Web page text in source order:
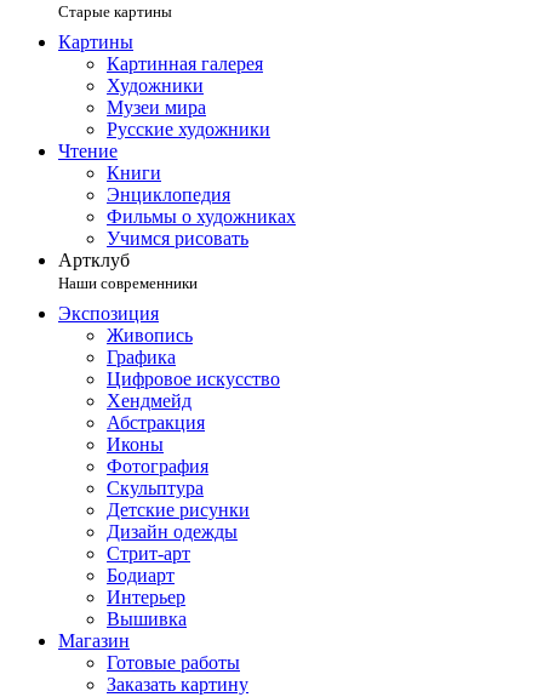
Старые картины
Картины
Картинная галерея
Художники
Музеи мира
Русские художники
Чтение
Книги
Энциклопедия
Фильмы о художниках
Учимся рисовать
Артклуб
Наши современники
Экспозиция
Живопись
Графика
Цифровое искусство
Хендмейд
Абстракция
Иконы
Фотография
Скульптура
Детские рисунки
Дизайн одежды
Стрит-арт
Бодиарт
Интерьер
Вышивка
Магазин
Готовые работы
Заказать картину